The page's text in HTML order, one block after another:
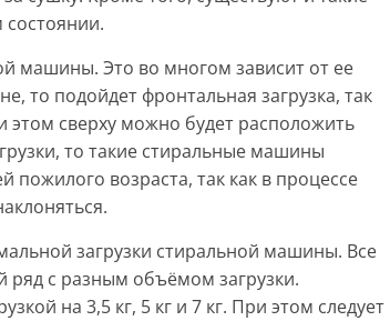
машины. Это во многом зависит от ее
то подойдет фронтальная загрузка, так
этом сверху можно будет расположить
то такие стиральные машины
возраста, так как в процессе
загрузки стиральной машины. Все
с разным объёмом загрузки.
на 3,5 кг, 5 кг и 7 кг. При этом следует